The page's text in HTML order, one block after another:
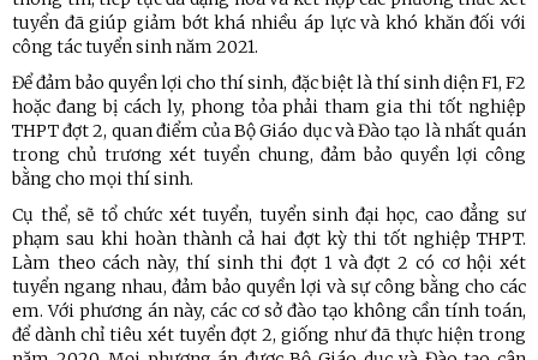
tuyển đã giúp giảm bớt khá nhiều áp lực và khó khăn đối với
công tác tuyển sinh năm 2021.
Để đảm bảo quyền lợi cho thí sinh, đặc biệt là thí sinh diện F1, F2
hoặc đang bị cách ly, phong tỏa phải tham gia thi tốt nghiệp
THPT đợt 2, quan điểm của Bộ Giáo dục và Đào tạo là nhất quán
trong chủ trương xét tuyển chung, đảm bảo quyền lợi công
bằng cho mọi thí sinh.
Cụ thể, sẽ tổ chức xét tuyển, tuyển sinh đại học, cao đẳng sư
phạm sau khi hoàn thành cả hai đợt kỳ thi tốt nghiệp THPT.
Làm theo cách này, thí sinh thi đợt 1 và đợt 2 có cơ hội xét
tuyển ngang nhau, đảm bảo quyền lợi và sự công bằng cho các
em. Với phương án này, các cơ sở đào tạo không cần tính toán,
để dành chỉ tiêu xét tuyển đợt 2, giống như đã thực hiện trong